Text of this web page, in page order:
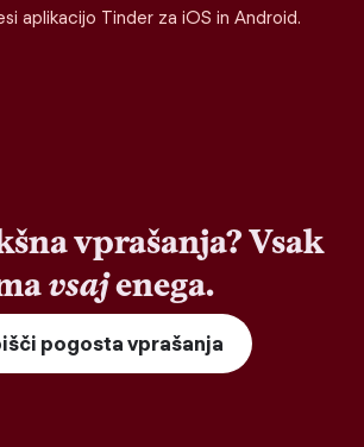
aplikacijo Tinder za iOS in Android.
vprašanja? Vsak
vsajenega.
pogosta vprašanja